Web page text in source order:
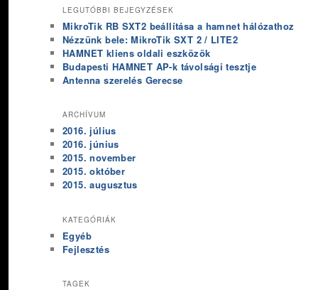
LEGUTÓBBI BEJEGYZÉSEK
MikroTik RB SXT2 beállítása a hamnet hálózathoz
Nézzünk bele: MikroTik SXT 2 / LITE2
HAMNET kliens oldali eszközök
Budapesti HAMNET AP-k távolsági tesztje
Antenna szerelés Gerecse
ARCHÍVUM
2016. július
2016. június
2015. november
2015. október
2015. augusztus
KATEGÓRIÁK
Egyéb
Fejlesztés
TAGEK